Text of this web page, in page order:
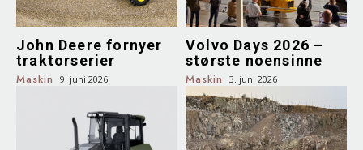
John Deere fornyer
traktorserier
Maskin 9. juni 2026
Volvo Days 2026 –
største noensinne
Maskin 3. juni 2026